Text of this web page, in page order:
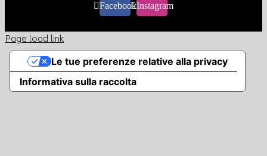
FacebookInstagram
Page load link
Informativa sulla raccolta
Le tue preferenze relative alla privacy